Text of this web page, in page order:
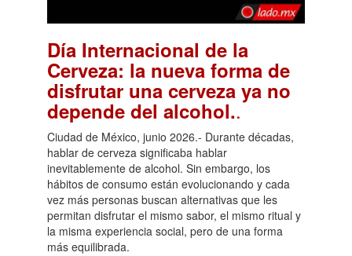
Día Internacional de la
Cerveza: la nueva forma de
disfrutar una cerveza ya no
depende del alcohol..
Ciudad de México, junio 2026.- Durante décadas,
hablar de cerveza significaba hablar
inevitablemente de alcohol. Sin embargo, los
hábitos de consumo están evolucionando y cada
vez más personas buscan alternativas que les
permitan disfrutar el mismo sabor, el mismo ritual y
la misma experiencia social, pero de una forma
más equilibrada.